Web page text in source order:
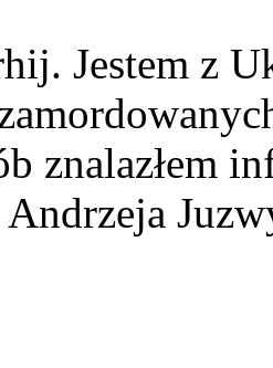
Jestem z
znalazłem